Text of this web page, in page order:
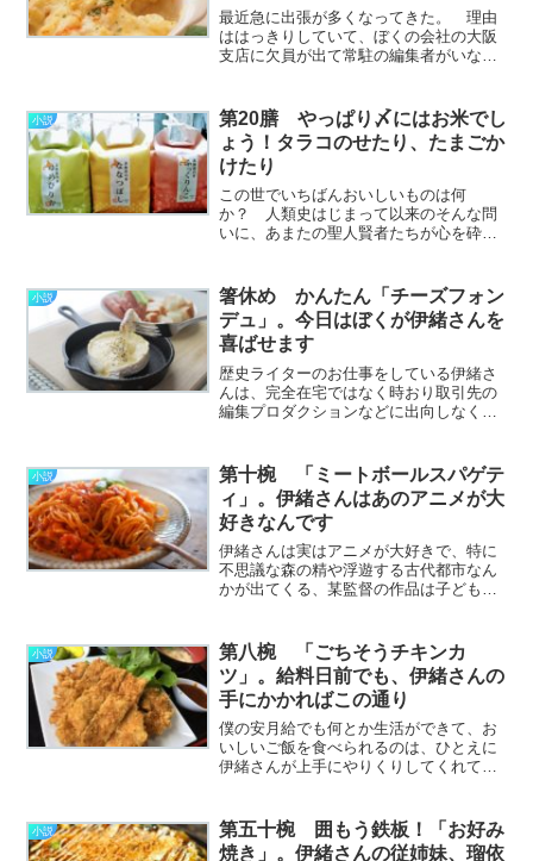
最近急に出張が多くなってきた。 理由
ははっきりしていて、ぼくの会社の大阪
支店に欠員が出て常駐の編集者がいなく
ど、急遽のサポートのため頻繁に大阪に
足を運ぶこの頃だ。 ほか
の………………～続きを読む～
小説
第20膳 やっぱり〆にはお米でし
ょう！タラコのせたり、たまごか
けたり
この世でいちばんおいしいものは何
か？ 人類史はじまって以来のそんな問
いに、あまたの聖人賢者たちが心を砕い
なエピソードを二つご紹介したいと思い
ます。 一つ目はかの"東照
大………………～続きを読む～
小説
箸休め かんたん「チーズフォン
デュ」。今日はぼくが伊緒さんを
喜ばせます
歴史ライターのお仕事をしている伊緒さ
んは、完全在宅ではなく時おり取引先の
編集プロダクションなどに出向しなくて
夜遅くなるのでぼくの休日と重なったと
きはつまらない。 これま………………
～続きを読む～
小説
第十椀 「ミートボールスパゲテ
ィ」。伊緒さんはあのアニメが大
好きなんです
伊緒さんは実はアニメが大好きで、特に
不思議な森の精や浮遊する古代都市なん
かが出てくる、某監督の作品は子どもの
がらふたりでノートパソコンの画面を前
に、そんなアニメ映画を観………………
～続きを読む～
小説
第八椀 「ごちそうチキンカ
ツ」。給料日前でも、伊緒さんの
手にかかればこの通り
僕の安月給でも何とか生活ができて、お
いしいご飯を食べられるのは、ひとえに
伊緒さんが上手にやりくりしてくれてい
何日、あと何日と指折り数えて支給日を
心待ちにしてしまう。 一………………
小説
第五十椀 囲もう鉄板！「お好み
焼き」。伊緒さんの従姉妹、瑠依